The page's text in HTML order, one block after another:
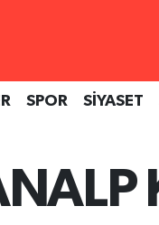
SPOR SİYASET